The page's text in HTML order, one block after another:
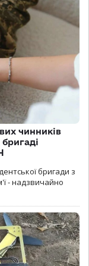
чинників
бригади з
- надзвичайно